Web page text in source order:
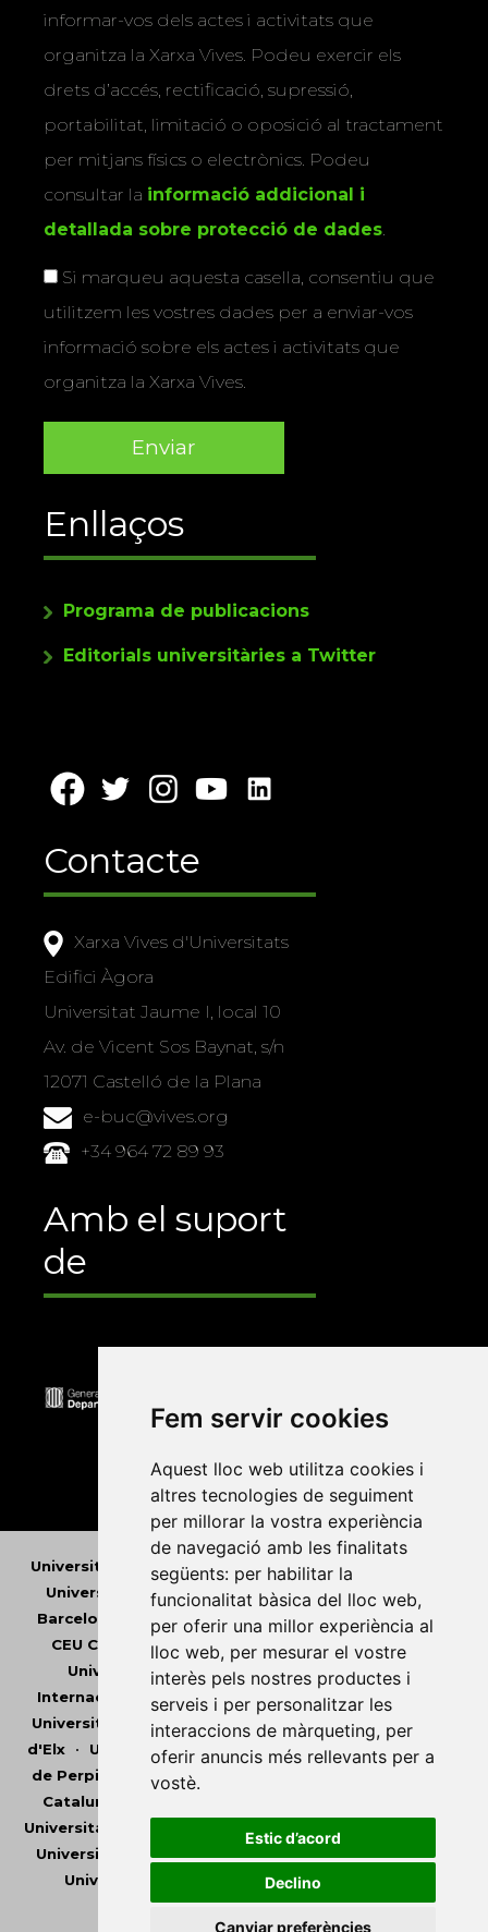
Fem servir cookies
Aquest lloc web utilitza cookies i
altres tecnologies de seguiment
per millorar la vostra experiència
de navegació amb les finalitats
següents: per habilitar la
funcionalitat bàsica del lloc web,
per oferir una millor experiència al
lloc web, per mesurar el vostre
interès pels nostres productes i
serveis i per personalitzar les
interaccions de màrqueting, per
oferir anuncis més rellevants per a
vostè.
Estic d’acord
Declino
Canviar preferències
informar-vos dels actes i activitats que
organitza la Xarxa Vives. Podeu exercir els
drets d’accés, rectificació, supressió,
portabilitat, limitació o oposició al tractament
per mitjans físics o electrònics. Podeu
consultar la informació addicional i
detallada sobre protecció de dades.
Si marqueu aquesta casella, consentiu que
utilitzem les vostres dades per a enviar-vos
informació sobre els actes i activitats que
organitza la Xarxa Vives.
Enllaços
Programa de publicacions
Editorials universitàries a Twitter
Contacte
Xarxa Vives d'Universitats
Edifici Àgora
Universitat Jaume I, local 10
Av. de Vicent Sos Baynat, s/n
12071 Castelló de la Plana
e-buc@vives.org
+34 964 72 89 93
Amb el suport
de
Universitat Abat Oliba CEU •Universitat d'Alacant
Universitat d'Andorra
•
Universitat Autònoma de
Barcelona
Universitat de Barcelona
Universitat
CEU Cardenal Herrera
Universitat de Girona
Universitat de les Illes Balears
Universitat
Internacional de Catalunya
Universitat Jaume I
Universitat de Lleida
• Universitat Miguel Hernández
d'Elx• Universitat Oberta de Catalunya •Universitat
de Perpinyà Via Domitia
Catalunya
Universitat Pompeu Fabra
Universitat Rovira i Virgili
•
Universitat de València
•Universitat de Vic -
Universitat Central de Catalunya